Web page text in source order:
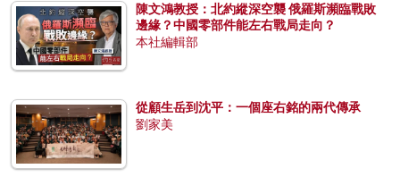
陳文鴻教授：北約縱深空襲 俄羅斯瀕臨戰敗
邊緣？中國零部件能左右戰局走向？
本社編輯部
從顧生岳到沈平：一個座右銘的兩代傳承
劉家美